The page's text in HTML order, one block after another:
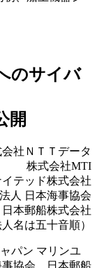
のサイバ
開
社ＮＴＴデータ
株式会社MTI
テッド株式会社
人 日本海事協会
日本郵船株式会社
人名は五十音順）
パン マリンユ
協会、日本郵船